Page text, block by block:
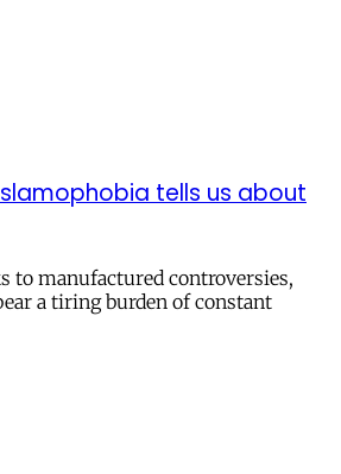
tells us about
to manufactured controversies,
a tiring burden of constant